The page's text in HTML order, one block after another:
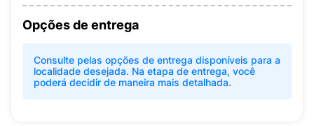
Opções de entrega
Consulte pelas opções de entrega disponíveis para a
localidade desejada. Na etapa de entrega, você
poderá decidir de maneira mais detalhada.